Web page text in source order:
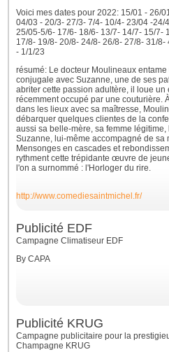
Voici mes dates pour 2022: 15/01 - 26/
04/03 - 20/3- 27/3- 7/4- 10/4- 23/04 -24/
25/05-5/6- 17/6- 18/6- 13/7- 14/7- 15/7-
17/8- 19/8- 20/8- 24/8- 26/8- 27/8- 31/8-
- 1/1/23
résumé: Le docteur Moulineaux
conjugale avec Suzanne, une de ses
abriter cette passion adultère, il loue un
récemment occupé par une couturière.
dans les lieux avec sa maîtresse,
débarquer quelques clientes de la
aussi sa belle-mère, sa femme légitime,
Suzanne, lui-même accompagné de sa
Mensonges en cascades et
rythment cette trépidante œuvre de
l'on a surnommé : l'Horloger du rire.
http://www.comediesaintmichel.fr/
Publicité EDF
Campagne Climatiseur EDF
By CAPA
Publicité KRUG
Campagne publicitaire pour la
Champagne KRUG